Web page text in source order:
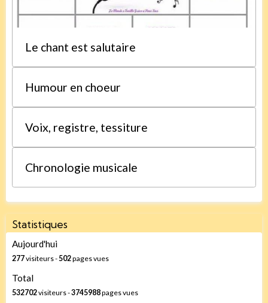
Le chant est salutaire
Humour en choeur
Voix, registre, tessiture
Chronologie musicale
Statistiques
Aujourd'hui
277visiteurs -502pages vues
Total
532702visiteurs -3745988pages vues